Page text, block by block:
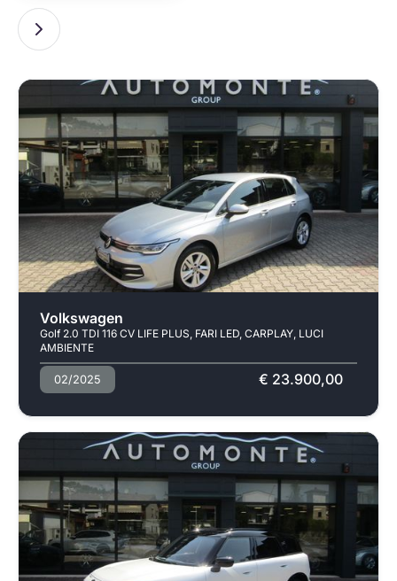
Volkswagen
Golf 2.0 TDI 116 CV LIFE PLUS, FARI LED, CARPLAY, LUCI
AMBIENTE
02/2025 € 23.900,00